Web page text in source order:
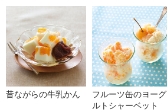
昔ながらの牛乳かん
フルーツ缶のヨーグ
ルトシャーベット